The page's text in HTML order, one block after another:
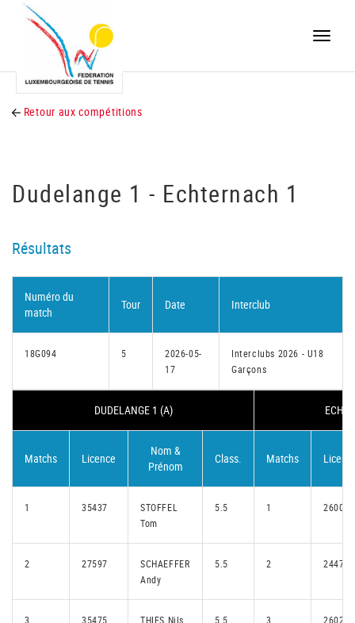
Toggle
Retour aux compétitions
Dudelange 1 - Echternach 1
Résultats
Numéro du
match
Tour Date Interclub
18G094 5
2026-05-
17
Interclubs 2026 - U18
Garçons
DUDELANGE 1 (A)
Matchs Licence
Nom &
Prénom
Class. Matchs
1 35437
STOFFEL
Tom
5.5 1 26006
2 27597
SCHAEFFER
Andy
5.5 2 24475
3 35475 THIES Nils 5.5 3 26026